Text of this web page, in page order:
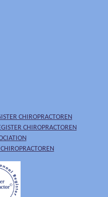
CHIROPRACTOREN
CHIROPRACTOREN